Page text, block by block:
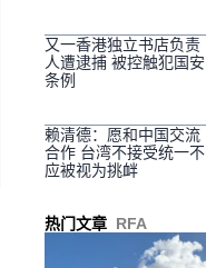
又一香港独立书店负责
人遭逮捕 被控触犯国安
条例
赖清德：愿和中国交流
合作 台湾不接受统一不
应被视为挑衅
热门文章 RFA